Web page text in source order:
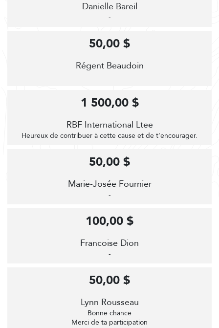
Danielle Bareil
-
Régent Beaudoin
-
50,00 $
RBF International Ltee
Heureux de contribuer à cette cause et de t'encourager.
1 500,00 $
Marie-Josée Fournier
-
50,00 $
Francoise Dion
-
100,00 $
Lynn Rousseau
Bonne chance
Merci de ta participation
50,00 $